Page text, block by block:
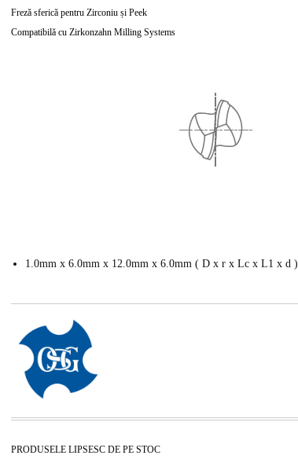
Freză sferică pentru Zirconiu și Peek
Compatibilă cu Zirkonzahn Milling Systems
1.0mm x 6.0mm x 12.0mm x 6.0mm ( D x r x Lc x L1 x d )
PRODUSELE LIPSESC DE PE STOC